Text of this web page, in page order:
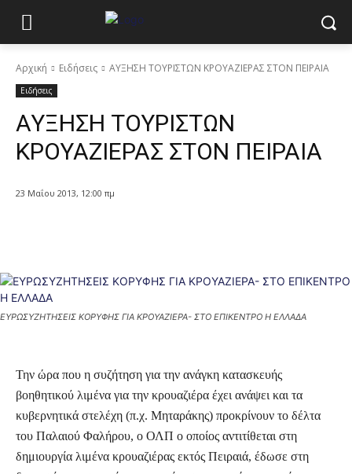
Αρχική Ειδήσεις ΑΥΞΗΣΗ ΤΟΥΡΙΣΤΩΝ ΚΡΟΥΑΖΙΕΡΑΣ ΣΤΟΝ ΠΕΙΡΑΙΑ
Ειδήσεις
ΑΥΞΗΣΗ ΤΟΥΡΙΣΤΩΝ
ΚΡΟΥΑΖΙΕΡΑΣ ΣΤΟΝ ΠΕΙΡΑΙΑ
23 Μαΐου 2013, 12:00 πμ
ΕΥΡΩΣΥΖΗΤΗΣΕΙΣ ΚΟΡΥΦΗΣ ΓΙΑ ΚΡΟΥΑΖΙΕΡΑ- ΣΤΟ ΕΠΙΚΕΝΤΡΟ Η ΕΛΛΑΔΑ
Την ώρα που η συζήτηση για την ανάγκη κατασκευής
βοηθητικού λιμένα για την κρουαζιέρα έχει ανάψει και τα
κυβερνητικά στελέχη (π.χ. Μηταράκης) προκρίνουν το δέλτα
του Παλαιού Φαλήρου, ο ΟΛΠ ο οποίος αντιτίθεται στη
δημιουργία λιμένα κρουαζιέρας εκτός Πειραιά, έδωσε στη